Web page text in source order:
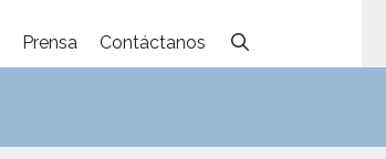
Prensa Contáctanos